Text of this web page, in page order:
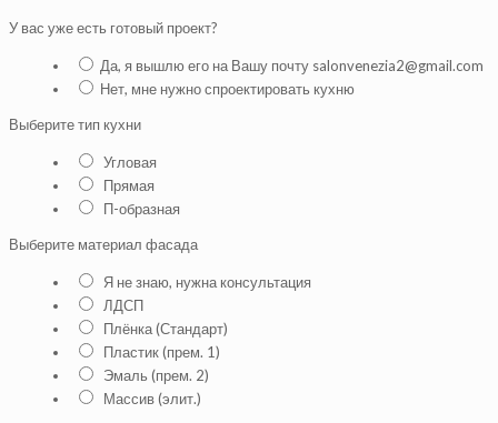
У вас уже есть готовый проект?
Да, я вышлю его на Вашу почту salonvenezia2@gmail.com
Нет, мне нужно спроектировать кухню
Выберите тип кухни
Угловая
Прямая
П-образная
Выберите материал фасада
Я не знаю, нужна консультация
ЛДСП
Плёнка (Стандарт)
Пластик (прем. 1)
Эмаль (прем. 2)
Массив (элит.)